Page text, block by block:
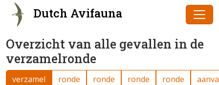
Dutch Avifauna
Overzicht van alle gevallen in de
verzamelronde
verzamel
ronde
ronde
ronde
ronde